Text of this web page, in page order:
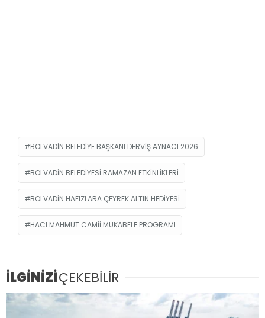
BOLVADIN BELEDIYE BAŞKANI DERVIŞ AYNACI 2026
BOLVADIN BELEDIYESI RAMAZAN ETKINLIKLERI
BOLVADIN HAFIZLARA ÇEYREK ALTIN HEDIYESI
HACI MAHMUT CAMII MUKABELE PROGRAMI
İLGİNİZİÇEKEBİLİR